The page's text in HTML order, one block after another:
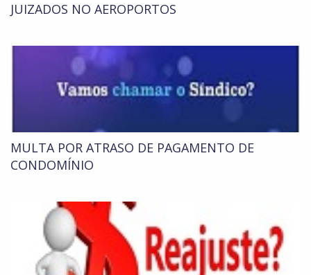
JUIZADOS NO AEROPORTOS
MULTA POR ATRASO DE PAGAMENTO DE
CONDOMÍNIO